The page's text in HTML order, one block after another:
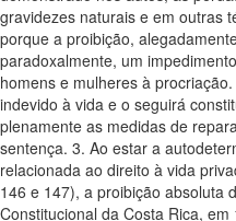
gravidezes naturais e em outras
porque a proibição,
paradoxalmente, um
homens e mulheres à
indevido à vida e o seguirá
plenamente as medidas de
sentença. 3. Ao estar a
relacionada ao direito à vida
146 e 147), a proibição absoluta
Constitucional da Costa Rica,